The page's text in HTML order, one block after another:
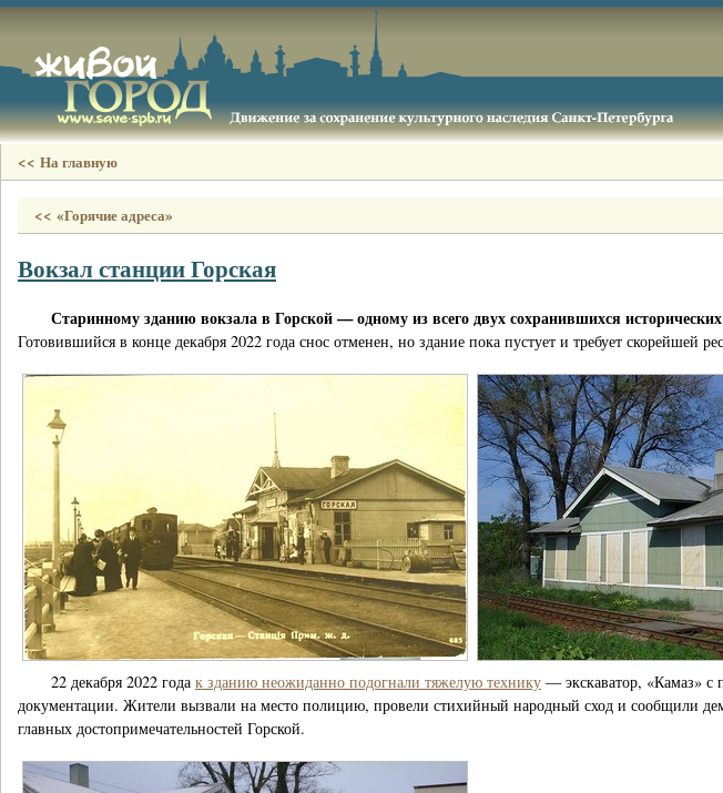
<< На главную
<< «Горячие адреса»
Вокзал станции Горская
Старинному зданию вокзала в Горской — одному из всего двух сохранившихся
Готовившийся в конце декабря 2022 года снос отменен, но здание пока пустует и требует скорейшей
22 декабря 2022 года к зданию неожиданно подогнали тяжелую технику — экскаватор, «Камаз» с
документации. Жители вызвали на место полицию, провели стихийный народный сход и сообщили
главных достопримечательностей Горской.